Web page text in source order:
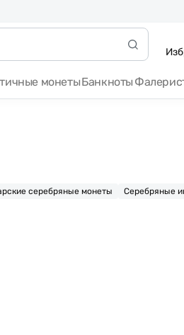
монетыБанкноты
серебряные монеты Серебряные